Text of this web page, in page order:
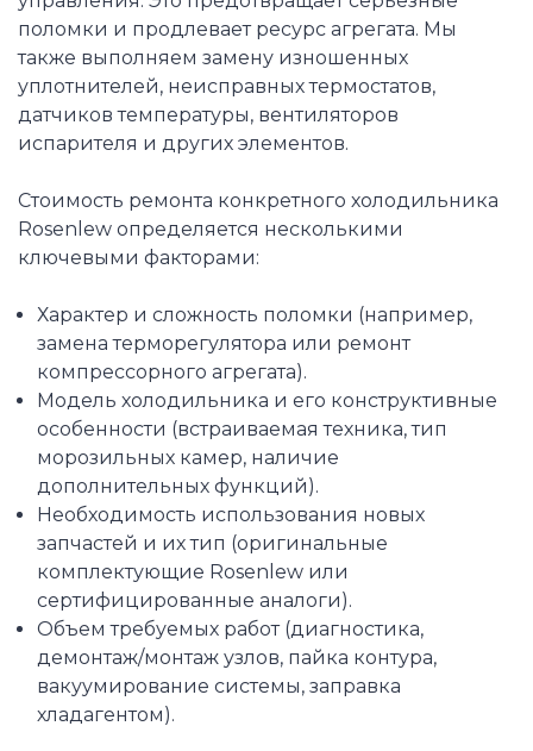
поломки и продлевает ресурс агрегата. Мы
также выполняем замену изношенных
уплотнителей, неисправных термостатов,
датчиков температуры, вентиляторов
испарителя и других элементов.
Стоимость ремонта конкретного холодильника
Rosenlew определяется несколькими
ключевыми факторами:
Характер и сложность поломки (например,
замена терморегулятора или ремонт
компрессорного агрегата).
Модель холодильника и его конструктивные
особенности (встраиваемая техника, тип
морозильных камер, наличие
дополнительных функций).
Необходимость использования новых
запчастей и их тип (оригинальные
комплектующие Rosenlew или
сертифицированные аналоги).
Объем требуемых работ (диагностика,
демонтаж/монтаж узлов, пайка контура,
вакуумирование системы, заправка
хладагентом).